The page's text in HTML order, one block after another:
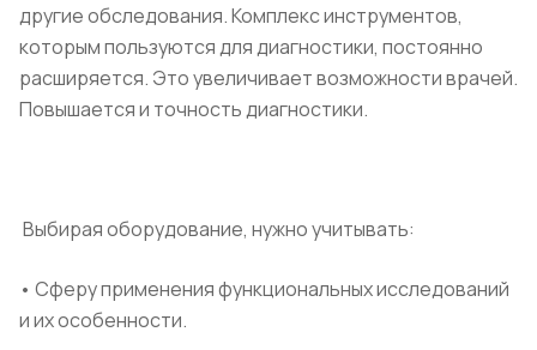
другие обследования. Комплекс инструментов,
которым пользуются для диагностики, постоянно
расширяется. Это увеличивает возможности врачей.
Повышается и точность диагностики.
Выбирая оборудование, нужно учитывать:
• Сферу применения функциональных исследований
и их особенности.